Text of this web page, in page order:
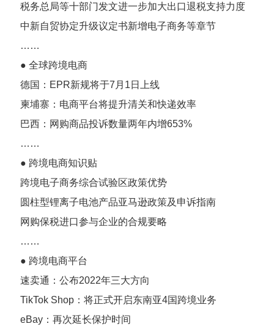
税务总局等十部门发文进一步加大出口退税支持力度
中新自贸协定升级议定书新增电子商务等章节
……
● 全球跨境电商
德国：EPR新规将于7月1日上线
柬埔寨：电商平台将提升清关和快递效率
巴西：网购商品投诉数量两年内增653%
……
● 跨境电商知识贴
跨境电子商务综合试验区政策优势
圆柱型锂离子电池产品亚马逊政策及申诉指南
网购保税进口参与企业的合规要略
……
● 跨境电商平台
速卖通：公布2022年三大方向
TikTok Shop：将正式开启东南亚4国跨境业务
eBay：再次延长保护时间